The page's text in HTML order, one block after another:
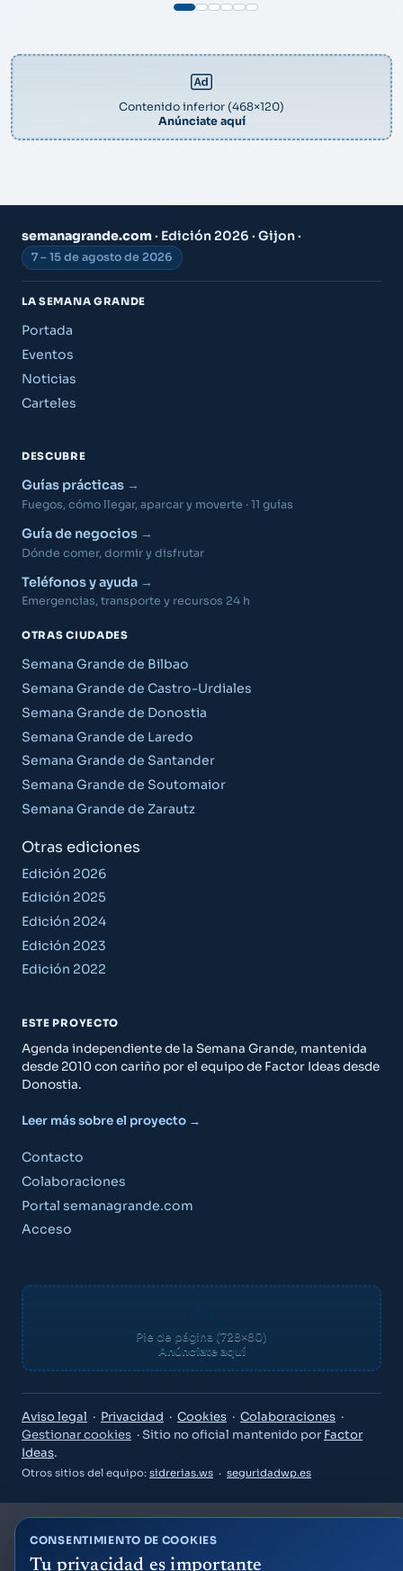
Contenido inferior (468×120)
Anúnciate aquí
semanagrande.com· Edición 2026 · Gijon ·
7 – 15 de agosto de 2026
LA SEMANA GRANDE
Portada
Eventos
Noticias
Carteles
DESCUBRE
Guías prácticas
Fuegos, cómo llegar, aparcar y moverte · 11 guías
Guía de negocios
Dónde comer, dormir y disfrutar
Teléfonos y ayuda
Emergencias, transporte y recursos 24 h
OTRAS CIUDADES
Semana Grande de Bilbao
Semana Grande de Castro-Urdiales
Semana Grande de Donostia
Semana Grande de Laredo
Semana Grande de Santander
Semana Grande de Soutomaior
Semana Grande de Zarautz
Otras ediciones
Edición 2026
Edición 2025
Edición 2024
Edición 2023
Edición 2022
ESTE PROYECTO
Agenda independiente de la Semana Grande, mantenida
desde 2010 con cariño por el equipo de Factor Ideas desde
Donostia.
Leer más sobre el proyecto →
Contacto
Colaboraciones
Portal semanagrande.com
Acceso
Pie de página (728×80)
Anúnciate aquí
Aviso legal · Privacidad · Cookies · Colaboraciones ·
Gestionar cookies · Sitio no oficial mantenido por Factor
Ideas.
Otros sitios del equipo: sidrerias.ws · seguridadwp.es
CONSENTIMIENTO DE COOKIES
Tu privacidad es importante
Guía Semana Grande
«¿Qué puedo hacer el viernes por la noche?»
«Planes para niños este fin de semana»